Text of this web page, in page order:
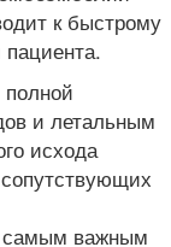
к быстрому
и летальным
исхода
самым важным